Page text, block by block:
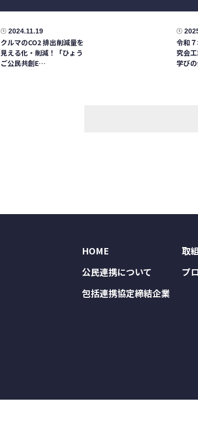
2024.11.19
クルマのCO2 排出削減量を
見える化・削減！「ひょう
ご公民共創E…
令和
究会
学び
HOME
公民連携について
包括連携協定締結企業
取
プ